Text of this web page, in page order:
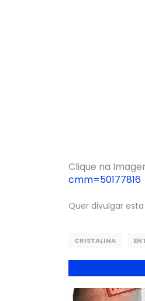
Clique na
cmm=50177816
Quer divulgar
CRISTALINA